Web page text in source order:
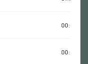
00:07:52
00:47:33